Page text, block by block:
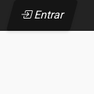
Entrar